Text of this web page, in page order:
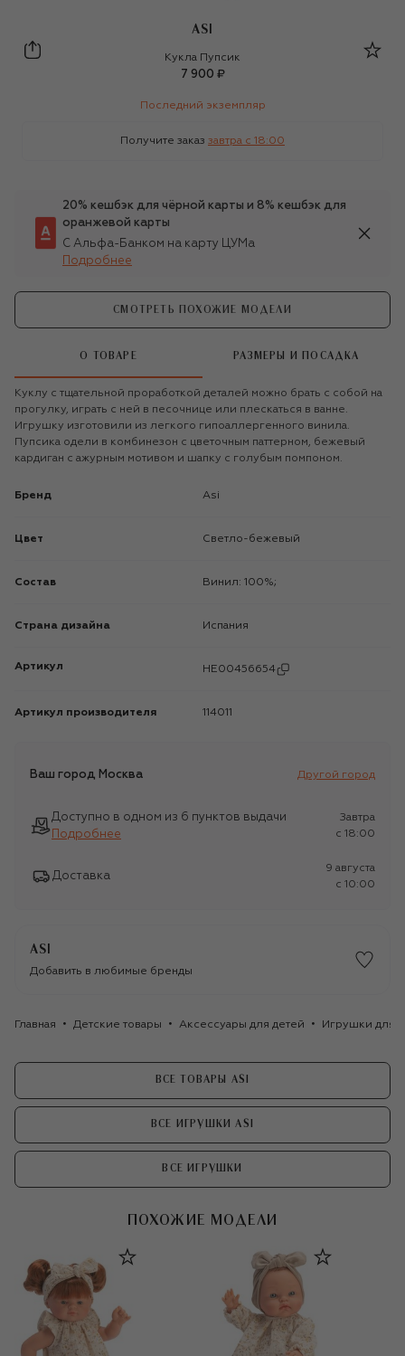
ASI
Asi
Кукла Пупсик
7 900 ₽
Последний экземпляр
Получите заказ завтра c 18:00
20% кешбэк для чёрной карты и 8% кешбэк для
оранжевой карты
С Альфа-Банком на карту ЦУМа
Подробнее
СМОТРЕТЬ ПОХОЖИЕ МОДЕЛИ
О ТОВАРЕ РАЗМЕРЫ И ПОСАДКА
Куклу с тщательной проработкой деталей можно брать с собой на
прогулку, играть с ней в песочнице или плескаться в ванне.
Игрушку изготовили из легкого гипоаллергенного винила.
Пупсика одели в комбинезон с цветочным паттерном, бежевый
кардиган с ажурным мотивом и шапку с голубым помпоном.
Бренд Asi
Цвет Светло-бежевый
Состав Винил: 100%;
Страна дизайна Испания
Артикул HE00456654
Артикул производителя 114011
Ваш город Москва Другой город
Доступно в одном из 6 пунктов выдачи
Подробнее
Завтра
c 18:00
Доставка
9 августа
c 10:00
ASI
Добавить в любимые бренды
Главная Детские товары Аксессуары для детей Игрушки для
ВСЕ ТОВАРЫ ASI
ВСЕ ИГРУШКИ ASI
ВСЕ ИГРУШКИ
ПОХОЖИЕ МОДЕЛИ